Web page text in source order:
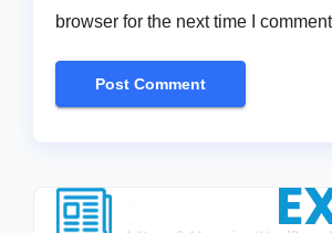
browser for the next time I